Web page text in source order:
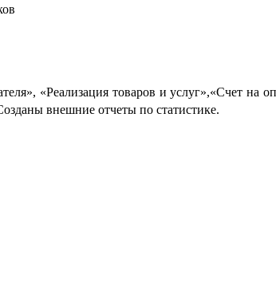
«Реализация товаров и услуг»,«Счет
внешние отчеты по статистике.